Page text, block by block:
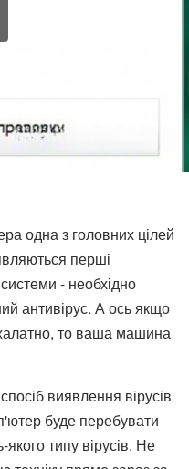
одна з головних цілей
перші
- необхідно
антивірус. А ось якщо
то ваша машина
виявлення вірусів
буде перебувати
типу вірусів. Не